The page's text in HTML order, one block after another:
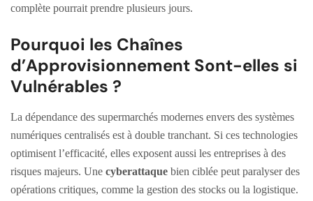
complète pourrait prendre plusieurs jours.
Pourquoi les Chaînes
d’Approvisionnement Sont-elles si
Vulnérables ?
La dépendance des supermarchés modernes envers des systèmes
numériques centralisés est à double tranchant. Si ces technologies
optimisent l’efficacité, elles exposent aussi les entreprises à des
risques majeurs. Une cyberattaque bien ciblée peut paralyser des
opérations critiques, comme la gestion des stocks ou la logistique.